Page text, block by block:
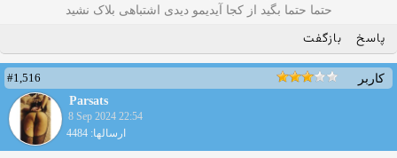
حتما حتما بگید از کجا آیدیمو دیدی اشتباهی بلاک نشید
پاسخ بازگفت
کاربر
#1,516
Parsats
8 Sep 2024 22:54
ارسالها: 4484